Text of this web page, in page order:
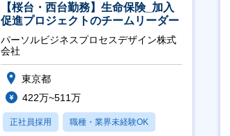
【桜台・西台勤務】生命保険_加入
促進プロジェクトのチームリーダー
パーソルビジネスプロセスデザイン株式
会社
東京都
422万~511万
正社員採用 職種・業界未経験OK